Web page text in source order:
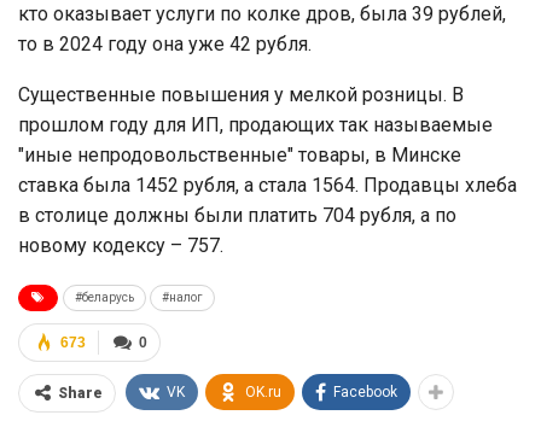
кто оказывает услуги по колке дров, была 39 рублей,
то в 2024 году она уже 42 рубля.
Существенные повышения у мелкой розницы. В
прошлом году для ИП, продающих так называемые
"иные непродовольственные" товары, в Минске
ставка была 1452 рубля, а стала 1564. Продавцы хлеба
в столице должны были платить 704 рубля, а по
новому кодексу – 757.
#беларусь #налог
0
673
Share VK OK.ru Facebook